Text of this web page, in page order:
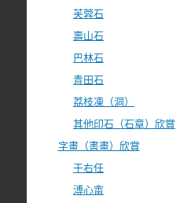
芙蓉石
壽山石
巴林石
青田石
荔枝凍（洞）
其他印石（石章）欣賞
字畫（書畫）欣賞
于右任
溥心畬